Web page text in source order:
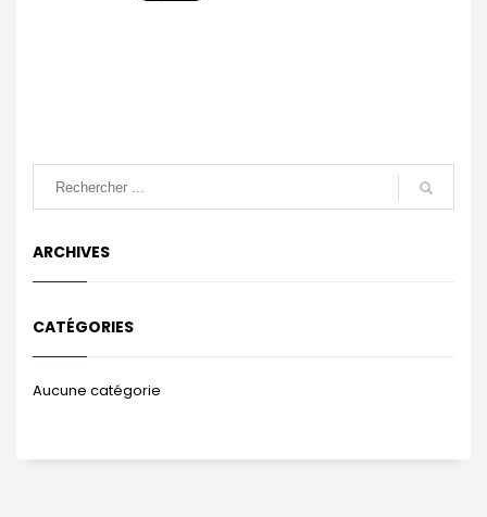
ARCHIVES
CATÉGORIES
Aucune catégorie